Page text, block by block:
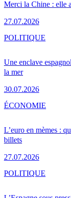
Merci la Chine : elle
27.07.2026
Une enclave
la mer
30.07.2026
POLITIQUE
L’euro en mèmes :
billets
27.07.2026
ÉCONOMIE
POLITIQUE